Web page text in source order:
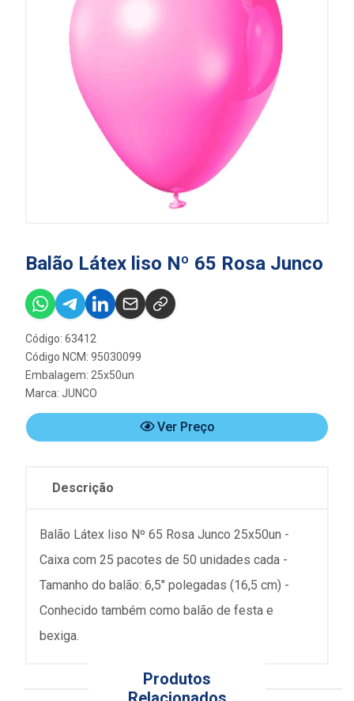
Balão Látex liso Nº 65 Rosa Junco
Código: 63412
Código NCM: 95030099
Embalagem: 25x50un
Marca: JUNCO
Ver Preço
Descrição
Balão Látex liso Nº 65 Rosa Junco 25x50un -
Caixa com 25 pacotes de 50 unidades cada -
Tamanho do balão: 6,5" polegadas (16,5 cm) -
Conhecido também como balão de festa e
bexiga.
Produtos